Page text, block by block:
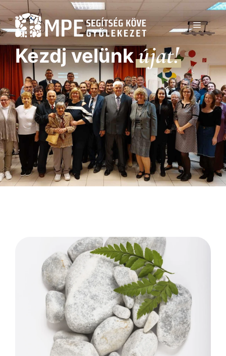
Kilépés
a
tartalomba
MENÜ
Kezdj velünkújat!